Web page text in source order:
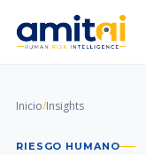
Inicio/Insights
RIESGO HUMANO